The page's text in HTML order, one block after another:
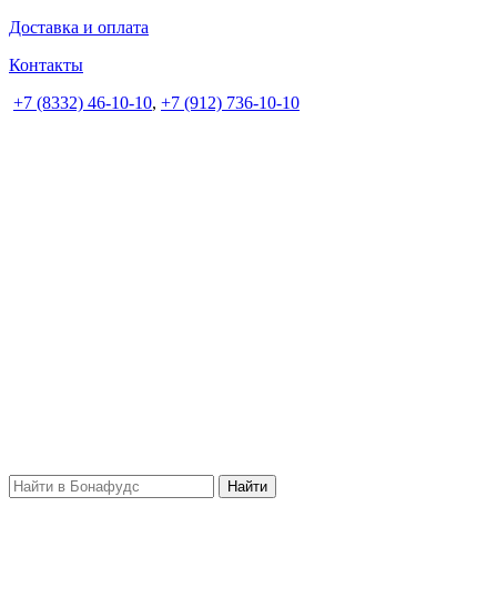
Доставка и оплата
Контакты
+7 (8332) 46-10-10, +7 (912) 736-10-10
Найти